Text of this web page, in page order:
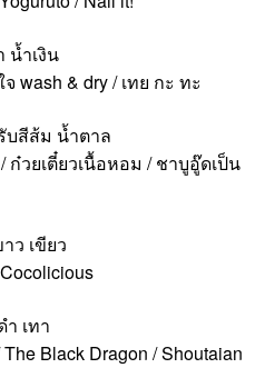
น้ำเงิน
wash & dry / เทย กะ ทะ
บสีส้ม น้ำตาล
วยเตี๋ยวเนื้อหอม / ชาบูอู๊ดเป็น
ว เขียว
เทา
Black Dragon / Shoutaian